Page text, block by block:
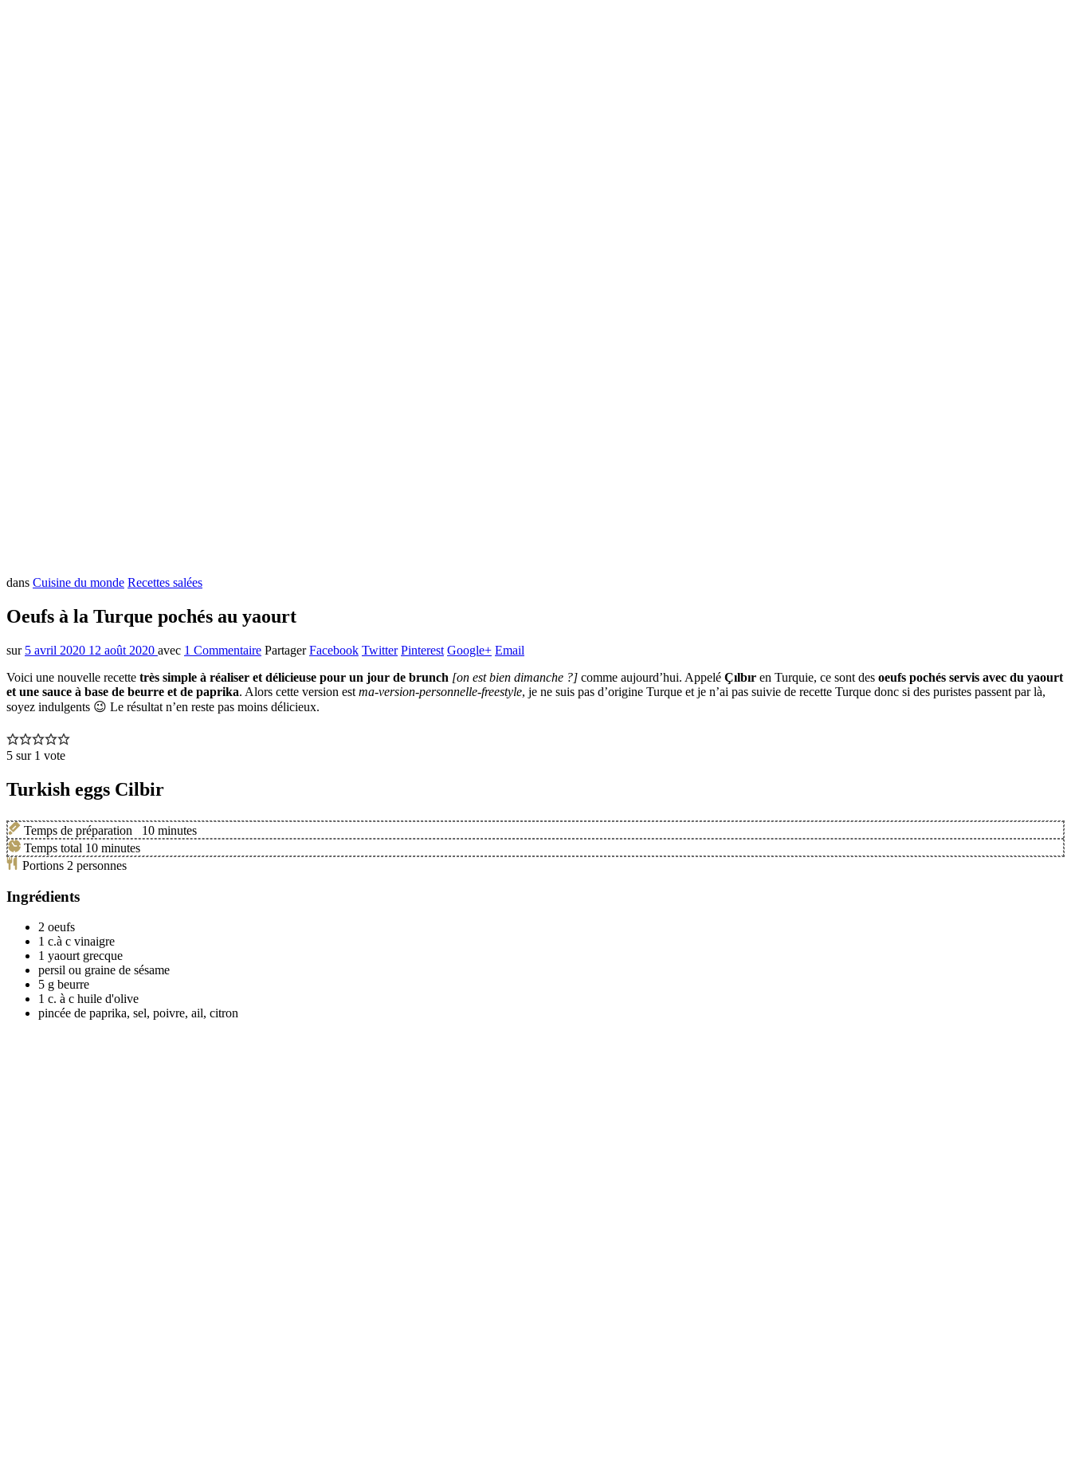
dans Cuisine du monde Recettes salées
Oeufs à la Turque pochés au yaourt
sur 5 avril 2020 12 août 2020 avec 1 Commentaire PartagerFacebook Twitter Pinterest Google+ Email
Voici une nouvelle recette très simple à réaliser et délicieuse pour un jour de brunch [on est bien dimanche ?] comme aujourd’hui. Appelé Çılbır en Turquie, ce sont des oeufs pochés servis avec du yaourt
et une sauce à base de beurre et de paprika. Alors cette version est ma-version-personnelle-freestyle, je ne suis pas d’origine Turque et je n’ai pas suivie de recette Turque donc si des puristes passent par là,
soyez indulgents 😉 Le résultat n’en reste pas moins délicieux.
5 sur 1 vote
Turkish eggs Cilbir
Temps de préparation 10 minutes
Temps total 10 minutes
Portions 2 personnes
Ingrédients
2 oeufs
1 c.à c vinaigre
1 yaourt grecque
persil ou graine de sésame
5 g beurre
1 c. à c huile d'olive
pincée de paprika, sel, poivre, ail, citron